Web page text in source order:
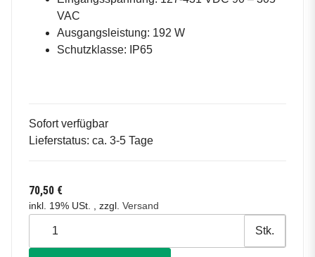
VAC
Ausgangsleistung: 192 W
Schutzklasse: IP65
Sofort verfügbar
Lieferstatus: ca. 3-5 Tage
70,50 €
inkl. 19% USt. , zzgl. Versand
Stk.